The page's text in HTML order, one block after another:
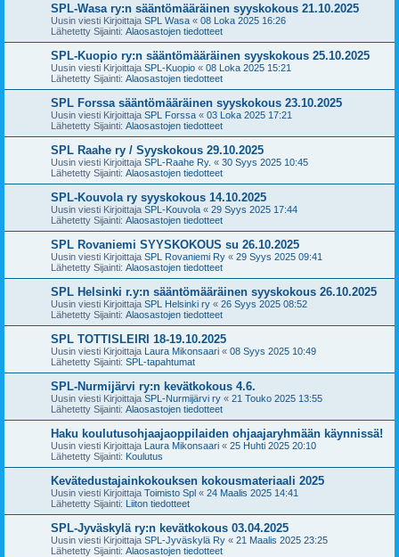
SPL-Wasa ry:n sääntömääräinen syyskokous 21.10.2025
Uusin viesti Kirjoittaja SPL Wasa « 08 Loka 2025 16:26
Lähetetty Sijainti: Alaosastojen tiedotteet
SPL-Kuopio ry:n sääntömääräinen syyskokous 25.10.2025
Uusin viesti Kirjoittaja SPL-Kuopio « 08 Loka 2025 15:21
Lähetetty Sijainti: Alaosastojen tiedotteet
SPL Forssa sääntömääräinen syyskokous 23.10.2025
Uusin viesti Kirjoittaja SPL Forssa « 03 Loka 2025 17:21
Lähetetty Sijainti: Alaosastojen tiedotteet
SPL Raahe ry / Syyskokous 29.10.2025
Uusin viesti Kirjoittaja SPL-Raahe Ry. « 30 Syys 2025 10:45
Lähetetty Sijainti: Alaosastojen tiedotteet
SPL-Kouvola ry syyskokous 14.10.2025
Uusin viesti Kirjoittaja SPL-Kouvola « 29 Syys 2025 17:44
Lähetetty Sijainti: Alaosastojen tiedotteet
SPL Rovaniemi SYYSKOKOUS su 26.10.2025
Uusin viesti Kirjoittaja SPL Rovaniemi Ry « 29 Syys 2025 09:41
Lähetetty Sijainti: Alaosastojen tiedotteet
SPL Helsinki r.y:n sääntömääräinen syyskokous 26.10.2025
Uusin viesti Kirjoittaja SPL Helsinki ry « 26 Syys 2025 08:52
Lähetetty Sijainti: Alaosastojen tiedotteet
SPL TOTTISLEIRI 18-19.10.2025
Uusin viesti Kirjoittaja Laura Mikonsaari « 08 Syys 2025 10:49
Lähetetty Sijainti: SPL-tapahtumat
SPL-Nurmijärvi ry:n kevätkokous 4.6.
Uusin viesti Kirjoittaja SPL-Nurmijärvi ry « 21 Touko 2025 13:55
Lähetetty Sijainti: Alaosastojen tiedotteet
Haku koulutusohjaajaoppilaiden ohjaajaryhmään käynnissä!
Uusin viesti Kirjoittaja Laura Mikonsaari « 25 Huhti 2025 20:10
Lähetetty Sijainti: Koulutus
Kevätedustajainkokouksen kokousmateriaali 2025
Uusin viesti Kirjoittaja Toimisto Spl « 24 Maalis 2025 14:41
Lähetetty Sijainti: Liiton tiedotteet
SPL-Jyväskylä ry:n kevätkokous 03.04.2025
Uusin viesti Kirjoittaja SPL-Jyväskylä Ry « 21 Maalis 2025 23:25
Lähetetty Sijainti: Alaosastojen tiedotteet